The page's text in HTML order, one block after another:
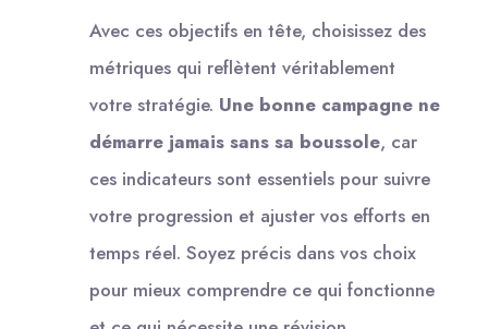
Avec ces objectifs en tête, choisissez des
métriques qui reflètent véritablement
votre stratégie. Une bonne campagne ne
démarre jamais sans sa boussole, car
ces indicateurs sont essentiels pour suivre
votre progression et ajuster vos efforts en
temps réel. Soyez précis dans vos choix
pour mieux comprendre ce qui fonctionne